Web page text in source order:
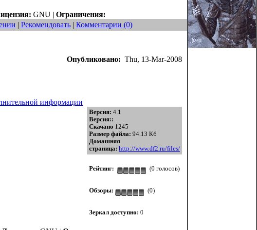
GNU | Ограничения:
| Рекомендовать| Комментарии (0)
Опубликовано: Thu, 13-Mar-2008
информации
Версия: 4.1
Версия::
Скачано 1245
Размер файла: 94.13 Кб
Домашняя
страница: http://www.df2.ru/files/
Рейтинг: (0 голосов)
Обзоры: (0)
Зеркал доступно: 0